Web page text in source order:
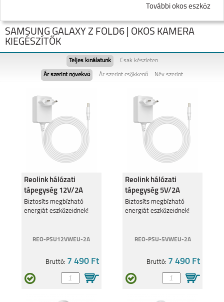
További okos eszköz
FOLD8 ULTRA
SAMSUNG GALAXY
FLIP8
SAMSUNG GALAXY
S26
S26 PLUS
S26 ULTRA
SAMSUNG GALAXY Z FOLD6 | OKOS KAMERA
KIEGÉSZÍTŐK
Teljes kínálatunk Csak készleten
Ár szerint növekvő Ár szerint csökkenő Név szerint
Reolink hálózati
tápegység 12V/2A
Biztosíts megbízható
energiát eszközeidnek!
REO-PSU12VWEU-2A
Bruttó: 7 490 Ft
Reolink hálózati
tápegység 5V/2A
Biztosíts megbízható
energiát eszközeidnek!
REO-PSU-5VWEU-2A
Bruttó: 7 490 Ft